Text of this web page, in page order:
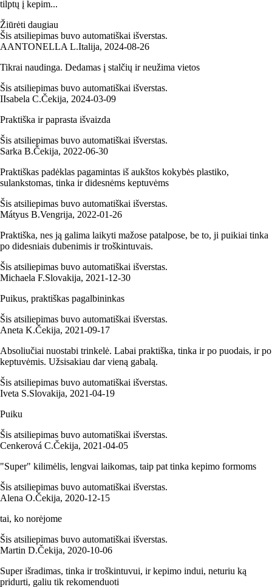
tilptų į kepim...
Žiūrėti daugiau
Šis atsiliepimas buvo automatiškai išverstas.
AANTONELLA L.Italija, 2024‑08‑26
Tikrai naudinga. Dedamas į stalčių ir neužima vietos
Šis atsiliepimas buvo automatiškai išverstas.
IIsabela C.Čekija, 2024‑03‑09
Praktiška ir paprasta išvaizda
Šis atsiliepimas buvo automatiškai išverstas.
Sarka B.Čekija, 2022‑06‑30
Praktiškas padėklas pagamintas iš aukštos kokybės plastiko,
sulankstomas, tinka ir didesnėms keptuvėms
Šis atsiliepimas buvo automatiškai išverstas.
Mátyus B.Vengrija, 2022‑01‑26
Praktiška, nes ją galima laikyti mažose patalpose, be to, ji puikiai tinka
po didesniais dubenimis ir troškintuvais.
Šis atsiliepimas buvo automatiškai išverstas.
Michaela F.Slovakija, 2021‑12‑30
Puikus, praktiškas pagalbininkas
Šis atsiliepimas buvo automatiškai išverstas.
Aneta K.Čekija, 2021‑09‑17
Absoliučiai nuostabi trinkelė. Labai praktiška, tinka ir po puodais, ir po
keptuvėmis. Užsisakiau dar vieną gabalą.
Šis atsiliepimas buvo automatiškai išverstas.
Iveta S.Slovakija, 2021‑04‑19
Puiku
Šis atsiliepimas buvo automatiškai išverstas.
Cenkerová C.Čekija, 2021‑04‑05
"Super" kilimėlis, lengvai laikomas, taip pat tinka kepimo formoms
Šis atsiliepimas buvo automatiškai išverstas.
Alena O.Čekija, 2020‑12‑15
tai, ko norėjome
Šis atsiliepimas buvo automatiškai išverstas.
Martin D.Čekija, 2020‑10‑06
Super išradimas, tinka ir troškintuvui, ir kepimo indui, neturiu ką
pridurti, galiu tik rekomenduoti